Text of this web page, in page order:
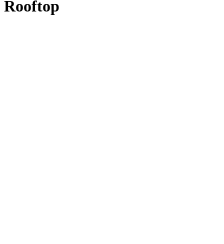
Rooftop